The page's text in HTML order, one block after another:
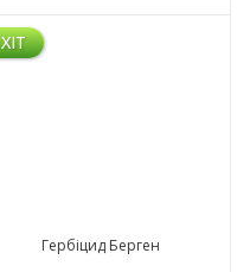
ХІТ
Гербіцид Берген